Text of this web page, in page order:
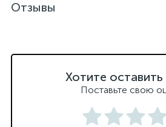
Отзывы
Хотите оставить
Поставьте свою